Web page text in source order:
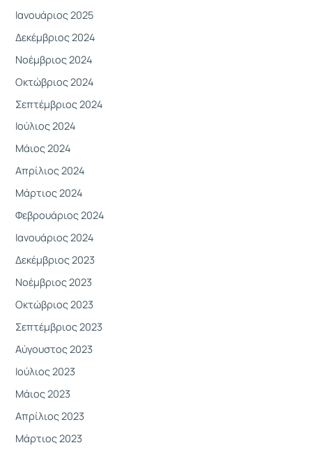
Ιανουάριος 2025
Δεκέμβριος 2024
Νοέμβριος 2024
Οκτώβριος 2024
Σεπτέμβριος 2024
Ιούλιος 2024
Μάιος 2024
Απρίλιος 2024
Μάρτιος 2024
Φεβρουάριος 2024
Ιανουάριος 2024
Δεκέμβριος 2023
Νοέμβριος 2023
Οκτώβριος 2023
Σεπτέμβριος 2023
Αύγουστος 2023
Ιούλιος 2023
Μάιος 2023
Απρίλιος 2023
Μάρτιος 2023